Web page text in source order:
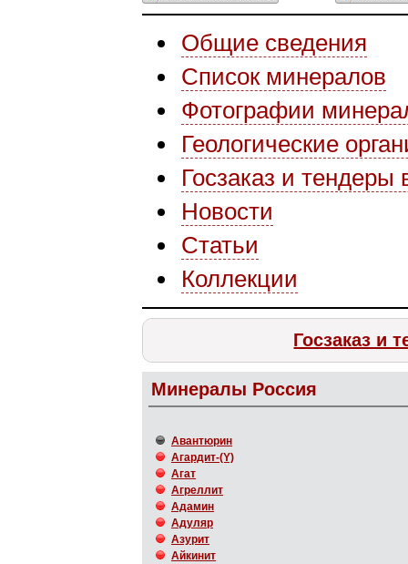
Общие сведения
Список минералов
Фотографии
Геологические
Госзаказ и тендеры
Новости
Статьи
Коллекции
Госзаказ и
Минералы Россия
Авантюрин
Агардит-(Y)
Агат
Агреллит
Адамин
Адуляр
Азурит
Айкинит